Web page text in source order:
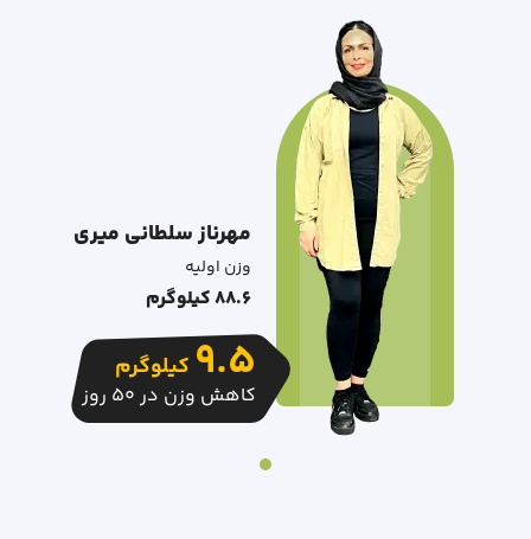
مهرناز سلطانی میری
وزن اولیه
88.6 کیلوگرم
9.5 کیلوگرم
کاهش وزن در 50 روز